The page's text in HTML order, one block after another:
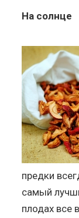
На солнце
предки
самый
плодах все